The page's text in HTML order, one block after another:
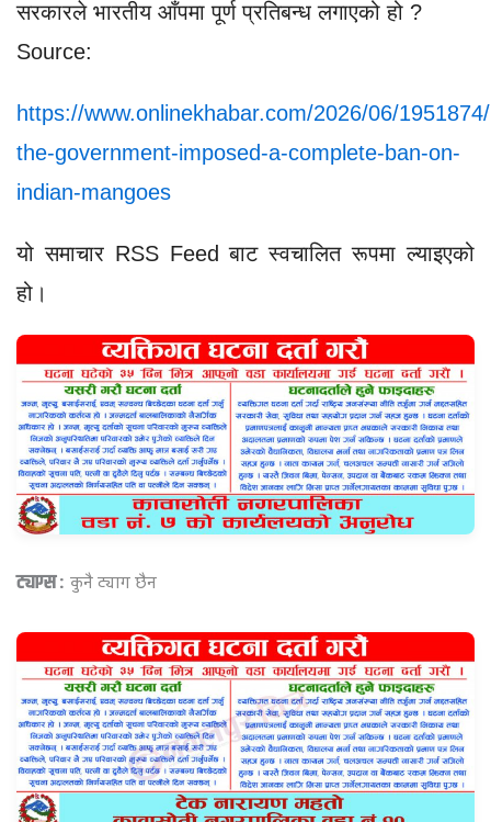
सरकारले भारतीय आँपमा पूर्ण प्रतिबन्ध लगाएको हो ?
Source:
https://www.onlinekhabar.com/2026/06/
the-government-imposed-a-complete-ban-on-
indian-mangoes
यो समाचार RSS Feed बाट स्वचालित रूपमा ल्याइएको
हो।
ट्याग्स : कुनै ट्याग छैन